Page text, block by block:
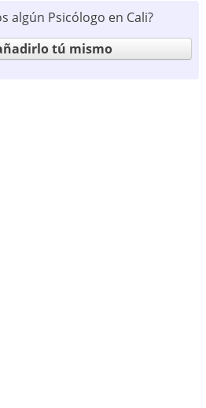
algún Psicólogo en Cali?
tú mismo